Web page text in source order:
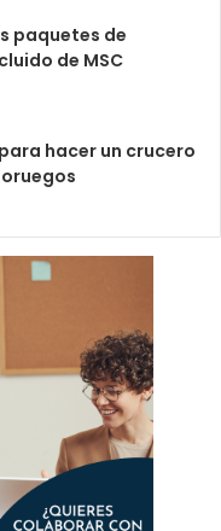
paquetes de
de MSC
hacer un crucero